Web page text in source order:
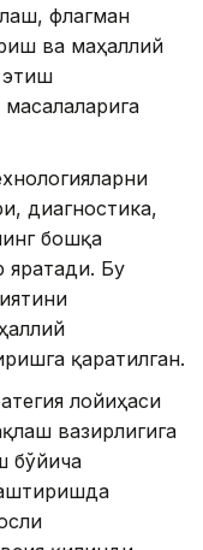
флагман
ва маҳаллий
диагностика,
бошқа
яратади. Бу
қаратилган.
лойиҳаси
вазирлигига
бўйича